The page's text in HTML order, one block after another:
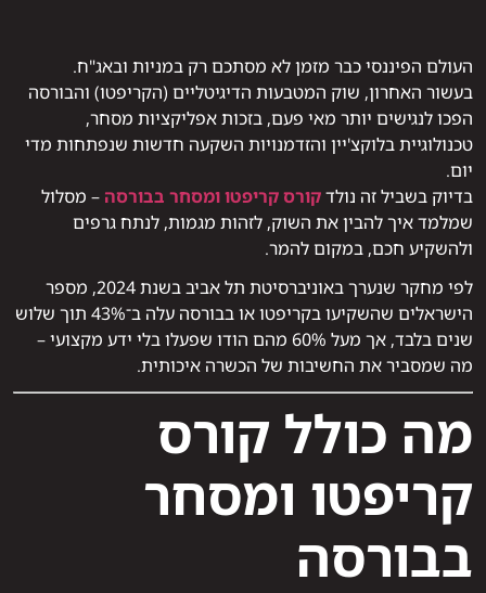
העולם הפיננסי כבר מזמן לא מסתכם רק במניות ובאג"ח.
בעשור האחרון, שוק המטבעות הדיגיטליים (הקריפטו) והבורסה
הפכו לנגישים יותר מאי פעם, בזכות אפליקציות מסחר,
טכנולוגיית בלוקצ'יין והזדמנויות השקעה חדשות שנפתחות מדי
יום.
בדיוק בשביל זה נולדקורס קריפטו ומסחר בבורסה – מסלול
שמלמד איך להבין את השוק, לזהות מגמות, לנתח גרפים
ולהשקיע חכם, במקום להמר.
לפי מחקר שנערך באוניברסיטת תל אביב בשנת 2024, מספר
הישראלים שהשקיעו בקריפטו או בבורסה עלה ב־43% תוך שלוש
שנים בלבד, אך מעל 60% מהם הודו שפעלו בלי ידע מקצועי –
מה שמסביר את החשיבות של הכשרה איכותית.
מה כולל קורס
קריפטו ומסחר
בבורסה